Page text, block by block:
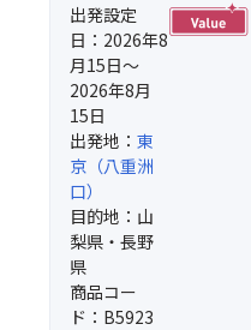
出発設定
日：2026年8
月15日～
2026年8月
15日
出発地： 東
京（八重洲
口）
目的地：山
梨県・長野
県
商品コー
ド：B5923